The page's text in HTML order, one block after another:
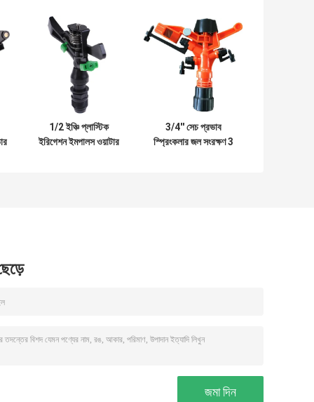
1/2 ইঞ্চি প্লাস্টিক
ইরিগেশন ইমপালস ওয়াটার
3/4'' সেচ প্রভাব
স্প্রিংকলার জল সংরক্ষণ 3